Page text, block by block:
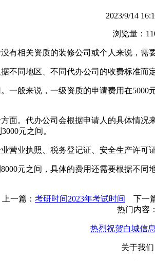
2023/9/14
浏览量：
有相关资质的装修公司或个人来说，
不同地区、不同代办公司的收费标准
一般来说，一级资质的申请费用在
面。代办公司会根据申请人的具体情
元之间。
营业执照、税务登记证、安全生产许可
元之间，具体的费用还需要根据不
上一篇： 考研时间2023年考试时间 下一
热门内容：
热烈祝贺白城信
关于我们